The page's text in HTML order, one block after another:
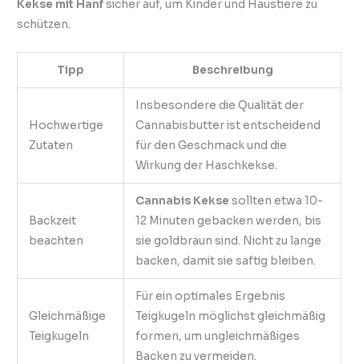
Kekse mit Hanfsicher auf, um Kinder und Haustiere zu
schützen.
Tipp Beschreibung
Hochwertige
Zutaten
Insbesondere die Qualität der
Cannabisbutter ist entscheidend
für den Geschmack und die
Wirkung der Haschkekse.
Backzeit
beachten
Cannabis Kekse sollten etwa 10-
12 Minuten gebacken werden, bis
sie goldbraun sind. Nicht zu lange
backen, damit sie saftig bleiben.
Gleichmäßige
Teigkugeln
Für ein optimales Ergebnis
Teigkugeln möglichst gleichmäßig
formen, um ungleichmäßiges
Backen zu vermeiden.